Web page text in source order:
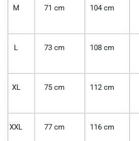
M 71 cm 104 cm
L 73 cm 108 cm
XL 75 cm 112 cm
XXL 77 cm 116 cm